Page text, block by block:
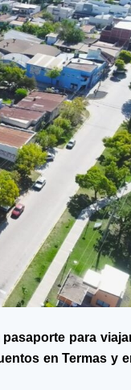
para
en Termas y